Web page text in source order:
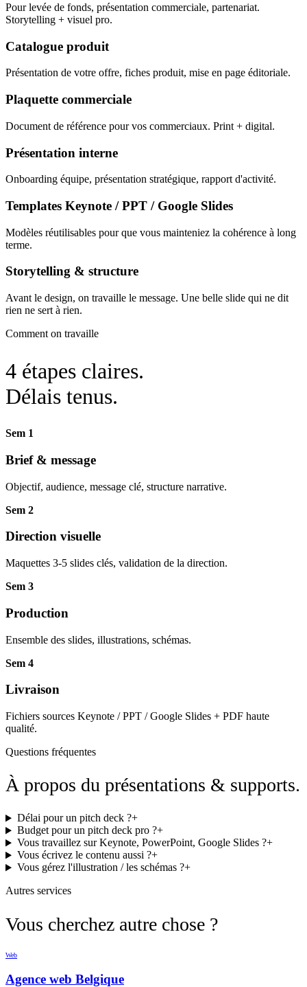
Pour levée de fonds, présentation commerciale, partenariat.
Storytelling + visuel pro.
Catalogue produit
Présentation de votre offre, fiches produit, mise en page éditoriale.
Plaquette commerciale
Document de référence pour vos commerciaux. Print + digital.
Présentation interne
Onboarding équipe, présentation stratégique, rapport d'activité.
Templates Keynote / PPT / Google Slides
Modèles réutilisables pour que vous mainteniez la cohérence à long
terme.
Storytelling & structure
Avant le design, on travaille le message. Une belle slide qui ne dit
rien ne sert à rien.
Comment on travaille
4 étapes claires.
Délais tenus.
Sem 1
Brief & message
Objectif, audience, message clé, structure narrative.
Sem 2
Direction visuelle
Maquettes 3-5 slides clés, validation de la direction.
Sem 3
Production
Ensemble des slides, illustrations, schémas.
Sem 4
Livraison
Fichiers sources Keynote / PPT / Google Slides + PDF haute
qualité.
Questions fréquentes
À propos du présentations & supports.
Délai pour un pitch deck ?+
Budget pour un pitch deck pro ?+
Vous travaillez sur Keynote, PowerPoint, Google Slides ?+
Vous écrivez le contenu aussi ?+
Vous gérez l'illustration / les schémas ?+
Autres services
Vous cherchez autre chose ?
Web
Agence web Belgique